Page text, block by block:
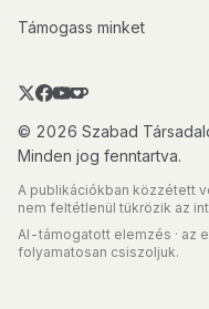
Támogass minket
© 2026 Szabad
Minden jog fenntartva.
A publikációkban közzétett
nem feltétlenül tükrözik az
AI-támogatott elemzés · az
folyamatosan csiszoljuk.